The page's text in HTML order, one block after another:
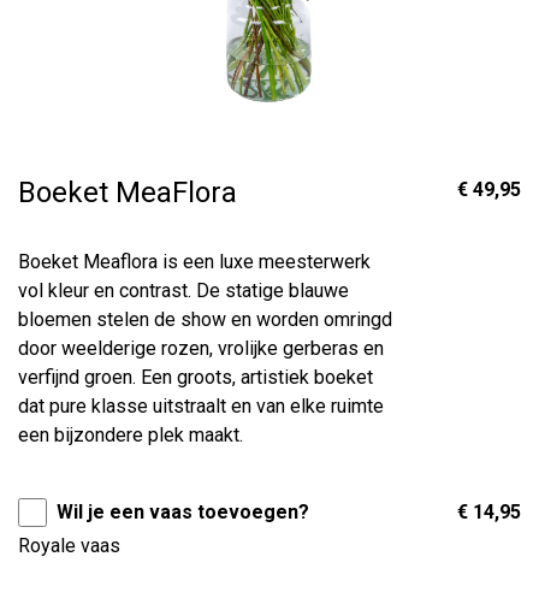
Boeket MeaFlora
Boeket Meaflora is een luxe meesterwerk
vol kleur en contrast. De statige blauwe
bloemen stelen de show en worden omringd
door weelderige rozen, vrolijke gerberas en
verfijnd groen. Een groots, artistiek boeket
dat pure klasse uitstraalt en van elke ruimte
een bijzondere plek maakt.
€ 49,95
Wil je een vaas toevoegen?
Royale vaas
€ 14,95